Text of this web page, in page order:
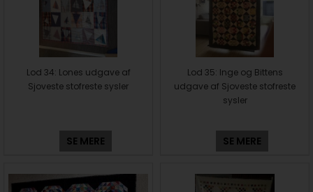
Lod 34: Lones udgave af
Sjoveste stofreste sysler
SE MERE
Lod 35: Inge og Bittens
udgave af Sjoveste stofreste
sysler
SE MERE